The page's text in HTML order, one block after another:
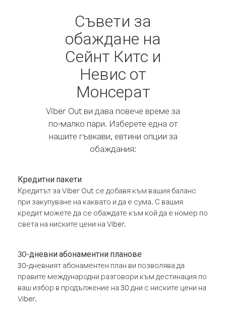
Съвети за
обаждане на
Сейнт Китс и
Невис от
Монсерат
Viber Out ви дава повече време за
по-малко пари. Изберете една от
нашите гъвкави, евтини опции за
обаждания:
Кредитни пакети
Кредитът за Viber Out се добавя към вашия баланс
при закупуване на каквато и да е сума. С вашия
кредит можете да се обаждате към кой да е номер по
света на ниските цени на Viber.
30-дневни абонаментни планове
30-дневният абонаментен план ви позволява да
правите международни разговори към дестинация по
ваш избор в продължение на 30 дни с ниските цени на
Viber.